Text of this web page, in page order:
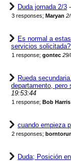
Duda jornada 2/3 -
3 responses; Maryan
Es normal a
servicios
1 response; gontec 29/
Rueda
departamento, pero
19:53:44
1 response; Bob Harris
cuando empieza
2 responses;
Duda; Posición